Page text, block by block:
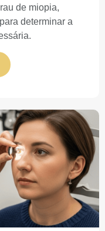
de miopia,
determinar a